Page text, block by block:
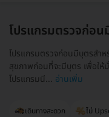
เดินทางสะดวก ไม่
โปรแกรมตรวจก่อ
โปรแกรมตรวจก่อนมีบุตรสำ
สุขภาพก่อนที่จะมีบุตร เพื่อให้
โปรแกรมนี... อ่านเพิ่ม